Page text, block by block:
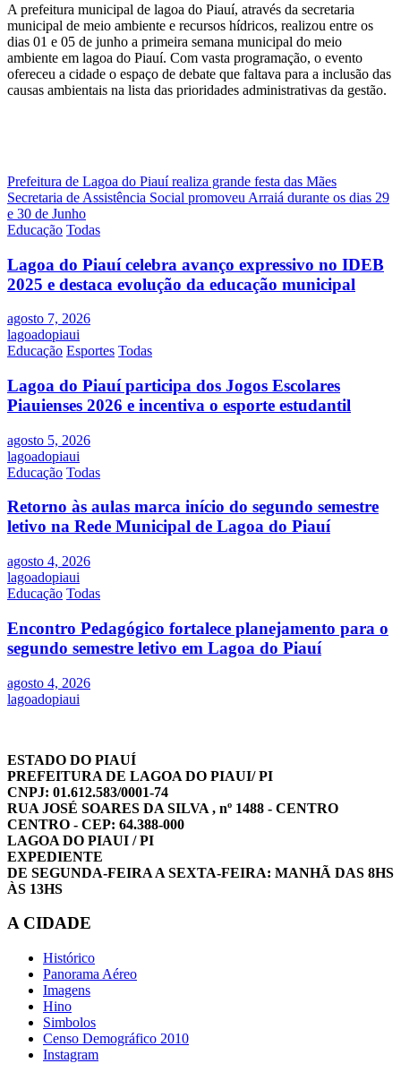
A prefeitura municipal de lagoa do Piauí, através da secretaria
municipal de meio ambiente e recursos hídricos, realizou entre os
dias 01 e 05 de junho a primeira semana municipal do meio
ambiente em lagoa do Piauí. Com vasta programação, o evento
ofereceu a cidade o espaço de debate que faltava para a inclusão das
causas ambientais na lista das prioridades administrativas da gestão.
Navegação
de
Post
Prefeitura de Lagoa do Piauí realiza grande festa das Mães
Secretaria de Assistência Social promoveu Arraiá durante os dias 29
e 30 de Junho
Educação Todas
Lagoa do Piauí celebra avanço expressivo no IDEB
2025 e destaca evolução da educação municipal
agosto 7, 2026
lagoadopiaui
Educação Esportes Todas
Lagoa do Piauí participa dos Jogos Escolares
Piauienses 2026 e incentiva o esporte estudantil
agosto 5, 2026
lagoadopiaui
Educação Todas
Retorno às aulas marca início do segundo semestre
letivo na Rede Municipal de Lagoa do Piauí
agosto 4, 2026
lagoadopiaui
Educação Todas
Encontro Pedagógico fortalece planejamento para o
segundo semestre letivo em Lagoa do Piauí
agosto 4, 2026
lagoadopiaui
ESTADO DO PIAUÍ
PREFEITURA DE LAGOA DO PIAUI/ PI
CNPJ: 01.612.583/0001-74
RUA JOSÉ SOARES DA SILVA , nº 1488 - CENTRO
CENTRO - CEP: 64.388-000
LAGOA DO PIAUI / PI
EXPEDIENTE
DE SEGUNDA-FEIRA A SEXTA-FEIRA: MANHÃ DAS 8HS
ÀS 13HS
A CIDADE
Histórico
Panorama Aéreo
Imagens
Hino
Simbolos
Censo Demográfico 2010
Instagram